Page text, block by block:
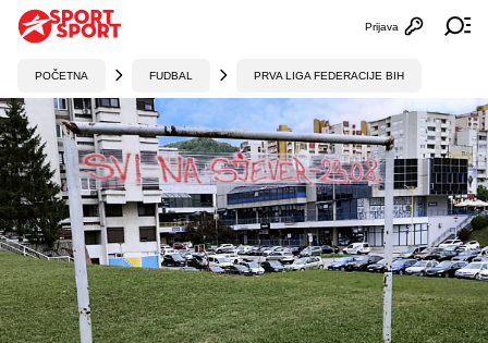
Otvori
Prijava
POČETNA FUDBAL PRVA LIGA FEDERACIJE BIH